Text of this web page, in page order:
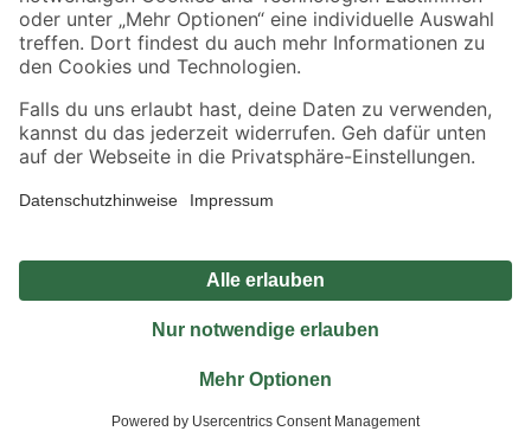
Alle Preisangaben in EUR inkl. gesetzl. MwSt.. Die dargestellten Angebote sind unter
Umständen nicht in allen Märkten verfügbar. Die angegebenen Verfügbarkeiten beziehen
Produkte nur solange der Vorrat reicht.
*Paketversand ab 59 € versandkostenfrei, gilt nicht für Artikel mit Speditionsversand, hier
Privatsphäre Impressum
Nutzungsbedingungen
Widerrufsrecht
Vertrag widerrufen
© 2026 toom Baumarkt GmbH